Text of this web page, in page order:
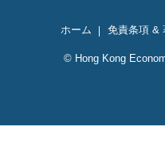
ホーム 免責条項 &
© Hong Kong